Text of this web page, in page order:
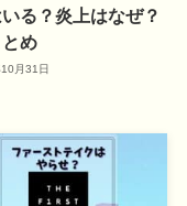
る？炎上はなぜ？
め
月31日